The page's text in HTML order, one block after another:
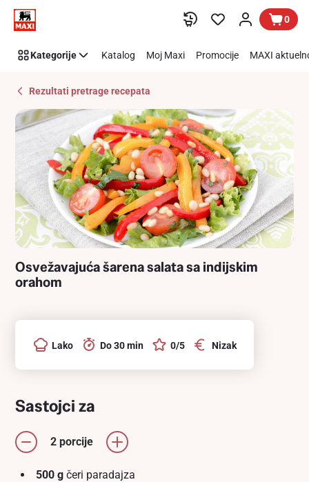
Preskoči link
Recipe
Details
0
Kategorije Katalog Moj Maxi Promocije MAXI
Rezultati pretrage recepata
Osvežavajuća šarena salata sa indijskim
orahom
Lako Do 30 min 0/5 Nizak
Sastojci za
2 porcije
500 g čeri paradajza